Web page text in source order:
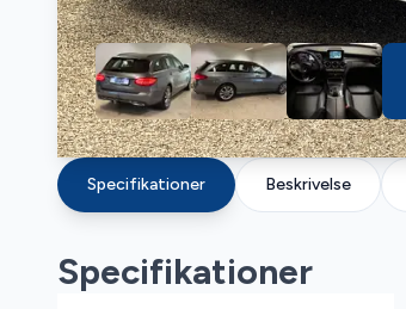
Specifikationer Beskrivelse
Specifikationer